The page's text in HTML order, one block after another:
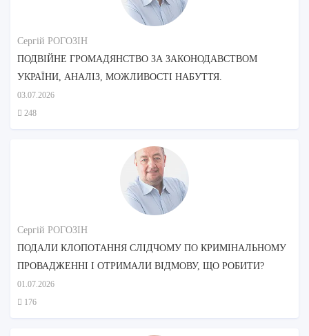
Сергій РОГОЗІН
ПОДВІЙНЕ ГРОМАДЯНСТВО ЗА ЗАКОНОДАВСТВОМ
УКРАЇНИ, АНАЛІЗ, МОЖЛИВОСТІ НАБУТТЯ.
03.07.2026
248
Сергій РОГОЗІН
ПОДАЛИ КЛОПОТАННЯ СЛІДЧОМУ ПО КРИМІНАЛЬНОМУ
ПРОВАДЖЕННІ І ОТРИМАЛИ ВІДМОВУ, ЩО РОБИТИ?
01.07.2026
176